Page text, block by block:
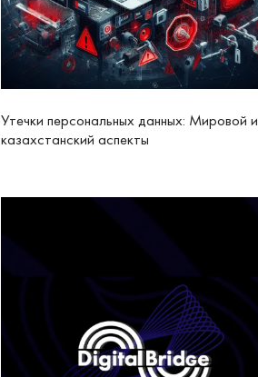
Утечки персональных данных: Мировой и
казахстанский аспекты